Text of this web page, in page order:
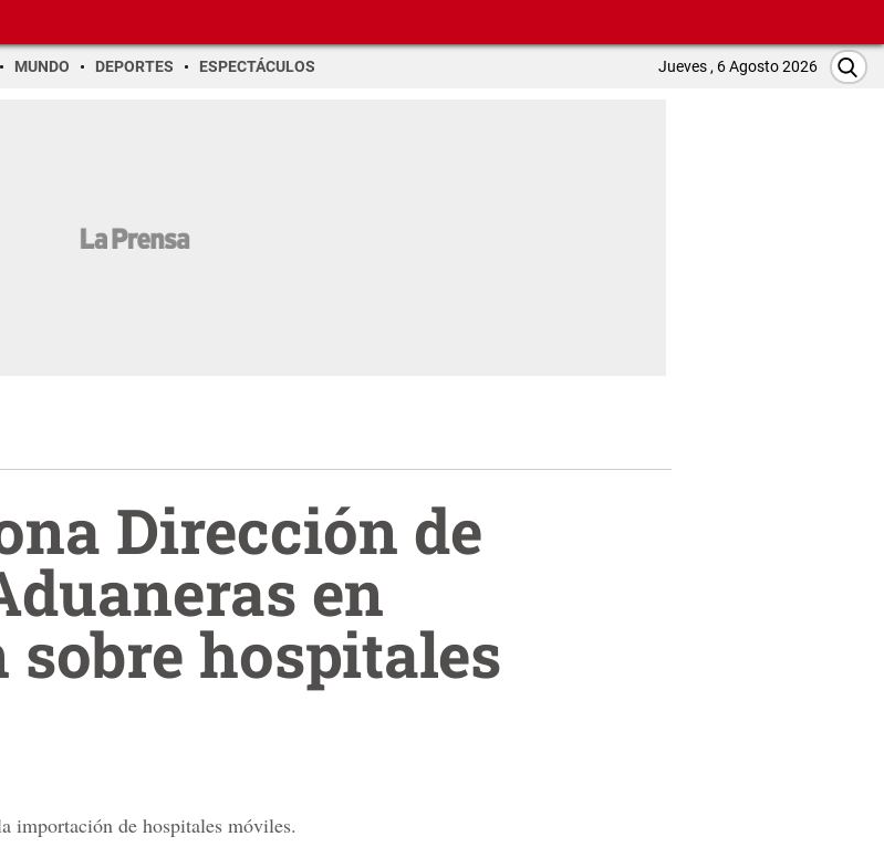
MUNDO DEPORTES ESPECTÁCULOS Jueves , 6 Agosto 2026
Dirección de
en
hospitales
importación de hospitales móviles.